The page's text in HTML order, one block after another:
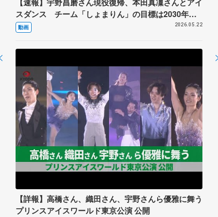
スダンス チーム「しょまりん」の目標は2030年五
輪
動画 2026.05.22
【詳報】高橋さん、織田さん、宇野さんら優雅に舞う
プリンスアイスワールド東京公演 公開